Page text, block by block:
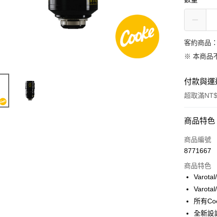
客約商品
※ 本商品
付款與
超取滿
付款方式
信用卡一
合作金
華南商
6 期 0
合作金
華南商
12 期
合作金
商品特色
商品編號
8771667
商品特色
所有
全新設